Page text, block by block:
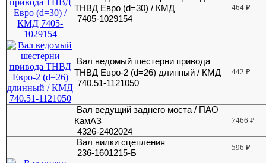
ТНВД Евро (d=30) / КМД
7405-1029154
464₽
Вал ведомый шестерни привода
ТНВД Евро-2 (d=26) длинный / КМД
740.51-1121050
442₽
Вал ведущий заднего моста / ПАО
КамАЗ
4326-2402024
7466₽
Вал вилки сцепления
236-1601215-Б
596₽